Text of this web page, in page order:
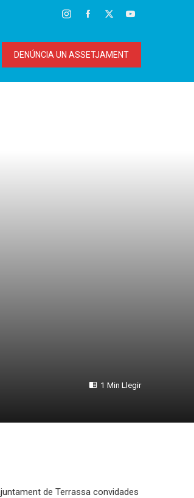
DENÚNCIA UN ASSETJAMENT
1 Min Llegir
de Terrassa convidades